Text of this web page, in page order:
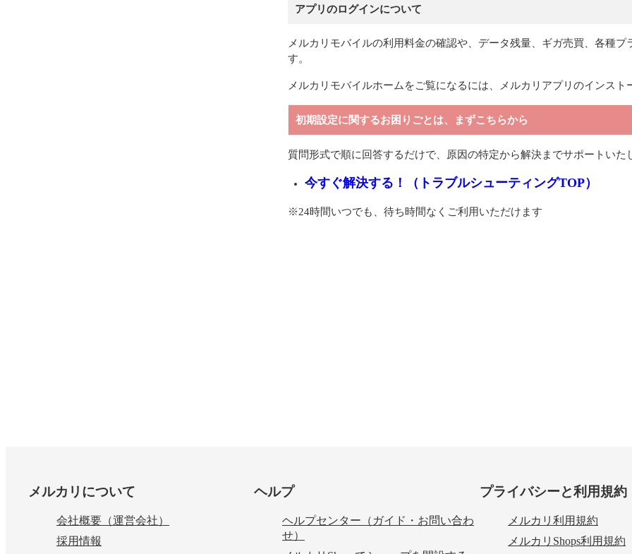
アプリのログインについて
メルカリモバイルの利用料金の確認や、データ残量、ギガ売買、各種
す。
メルカリモバイルホームをご覧になるには、メルカリアプリのインスト
初期設定に関するお困りごとは、まずこちらから
質問形式で順に回答するだけで、原因の特定から解決までサポートいた
今すぐ解決する！（トラブルシューティングTOP）
※24時間いつでも、待ち時間なくご利用いただけます
メルカリについて
会社概要（運営会社）
採用情報
ヘルプ
ヘルプセンター（ガイド・お問い合わ
せ）
プライバシーと利用規約
メルカリ利用規約
メルカリShops利用規約